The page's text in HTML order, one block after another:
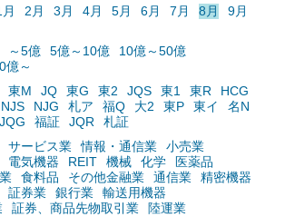
月 2月 3月 4月 5月 6月 7月 8月
9月
～5億 5億～10億
10億～50億
億～
東M JQ 東G 東2 JQS 東1 東R
HCG
NJS NJG 札ア 福Q 大2 東P 東イ
名N
JQG 福証 JQR
札証
サービス業 情報・通信業
小売業
電気機器 REIT 機械 化学
医薬品
食料品 その他金融業 通信業
精密機器
証券業 銀行業
輸送用機器
証券、商品先物取引業
陸運業